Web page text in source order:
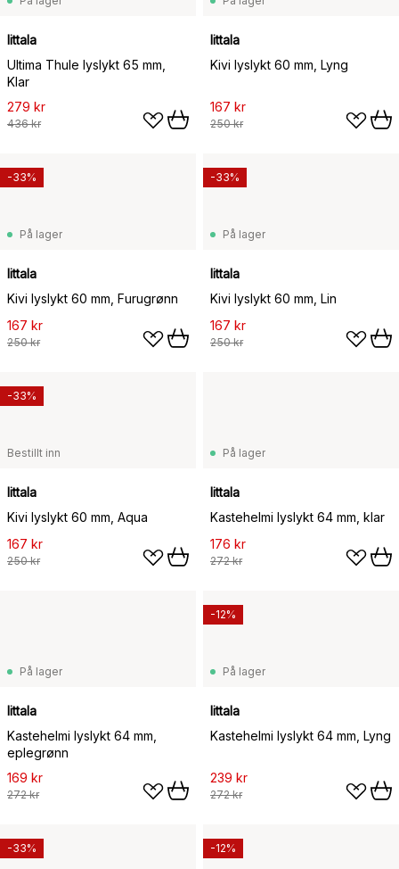
Iittala
Ultima Thule lyslykt 65 mm,
Klar
279 kr
436 kr
Iittala
Kivi lyslykt 60 mm, Lyng
167 kr
250 kr
På lager
Iittala
Kivi lyslykt 60 mm, Furugrønn
167 kr
250 kr
-33%
På lager
Iittala
Kivi lyslykt 60 mm, Lin
167 kr
250 kr
-33%
Bestillt inn
Iittala
Kivi lyslykt 60 mm, Aqua
167 kr
250 kr
-33%
På lager
Iittala
Kastehelmi lyslykt 64 mm, klar
176 kr
272 kr
På lager
Iittala
Kastehelmi lyslykt 64 mm,
eplegrønn
169 kr
272 kr
På lager
Iittala
Kastehelmi lyslykt 64 mm, Lyng
239 kr
272 kr
-12%
-33% -12%